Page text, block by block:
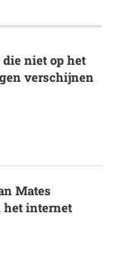
die niet op het
verschijnen
Mates
het internet